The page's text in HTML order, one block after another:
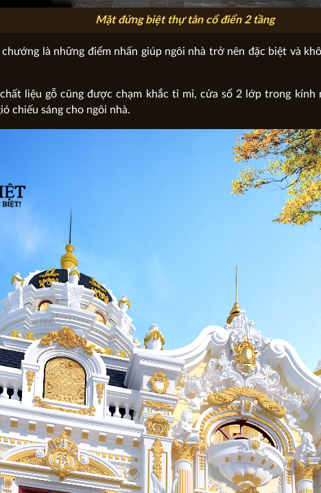
Mặt đứng biệt thự tân cổ điển 2 tầng
là những điểm nhấn giúp ngôi nhà trở nên đặc biệt và
liệu gỗ cũng được chạm khắc tỉ mỉ, cửa sổ 2 lớp trong kính
chiếu sáng cho ngôi nhà.